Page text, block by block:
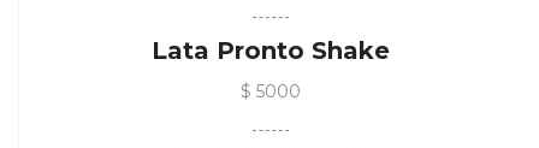
Lata Pronto Shake
$ 5000